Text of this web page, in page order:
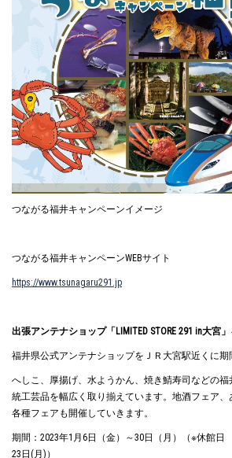
つながる福井キャンペーンイメージ
つながる福井キャンペーンWEBサイト
https://www.tsunagaru291.jp
出張アンテナショップ「LIMITED STORE 291 in大宮」
福井県公式アンテナショップをＪＲ大宮駅近くに期
へしこ、厚揚げ、水ようかん、焼き鯖寿司などの
統工芸品を幅広く取り揃えています。地酒フェア
各種フェアも開催していきます。
期間：2023年1月6日（金）～30日（月）（※休館日
23日(月)）